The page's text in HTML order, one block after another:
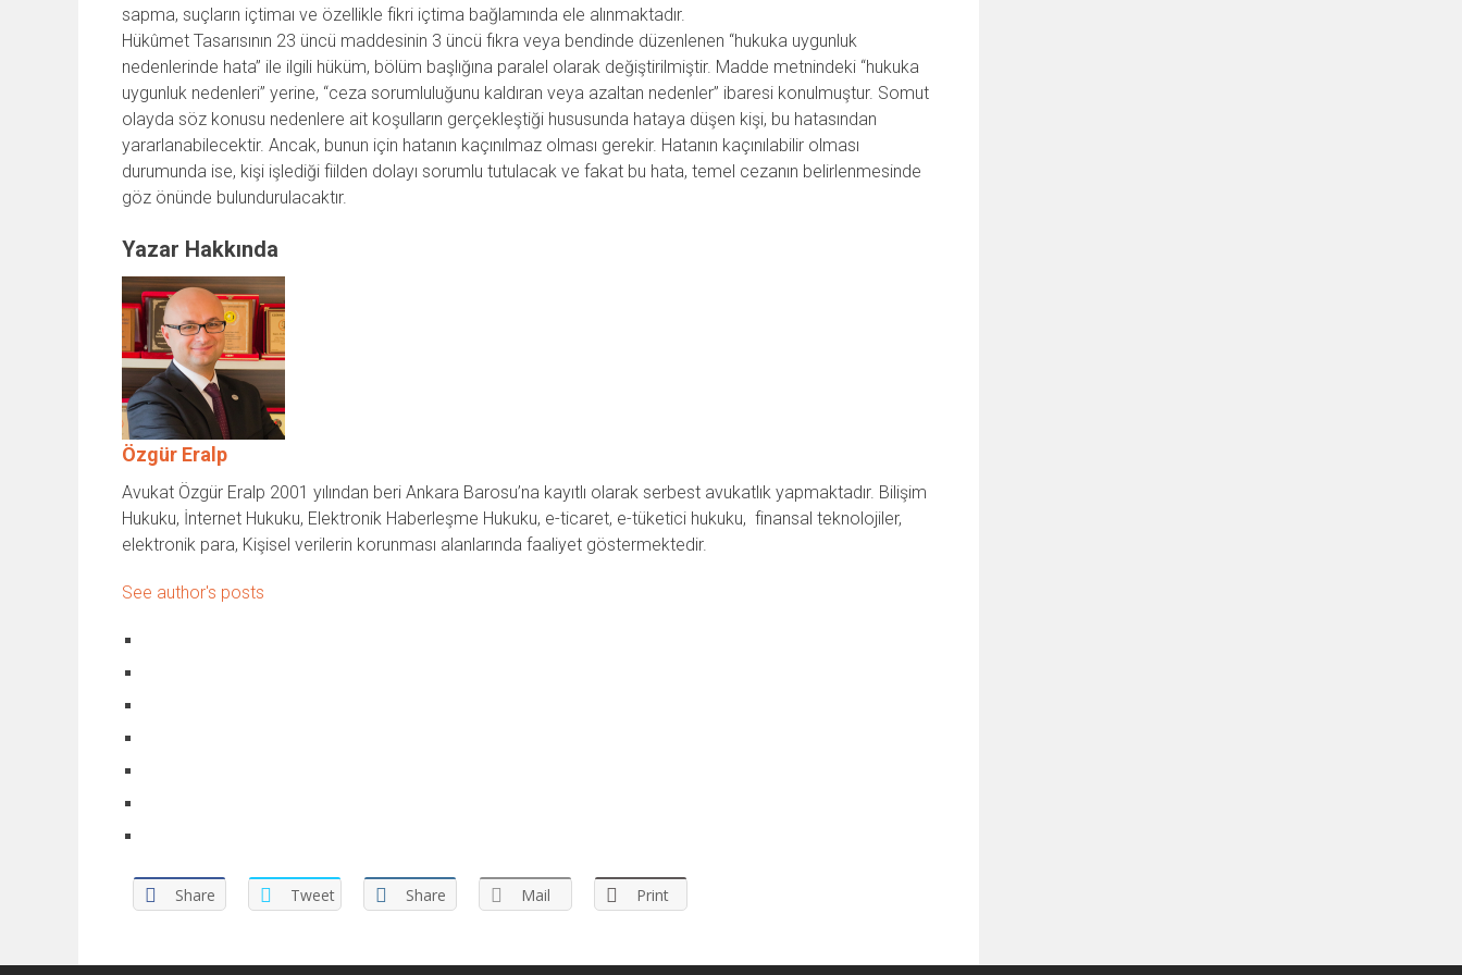
sapma, suçların içtimaı ve özellikle fikri içtima bağlamında ele alınmaktadır.
Hükûmet Tasarısının 23 üncü maddesinin 3 üncü fıkra veya bendinde düzenlenen “hukuka uygunluk
nedenlerinde hata” ile ilgili hüküm, bölüm başlığına paralel olarak değiştirilmiştir. Madde metnindeki “hukuka
uygunluk nedenleri” yerine, “ceza sorumluluğunu kaldıran veya azaltan nedenler” ibaresi konulmuştur. Somut
olayda söz konusu nedenlere ait koşulların gerçekleştiği hususunda hataya düşen kişi, bu hatasından
yararlanabilecektir. Ancak, bunun için hatanın kaçınılmaz olması gerekir. Hatanın kaçınılabilir olması
durumunda ise, kişi işlediği fiilden dolayı sorumlu tutulacak ve fakat bu hata, temel cezanın belirlenmesinde
göz önünde bulundurulacaktır.
Yazar Hakkında
Özgür Eralp
Avukat Özgür Eralp 2001 yılından beri Ankara Barosu’na kayıtlı olarak serbest avukatlık yapmaktadır. Bilişim
Hukuku, İnternet Hukuku, Elektronik Haberleşme Hukuku, e-ticaret, e-tüketici hukuku, finansal teknolojiler,
elektronik para, Kişisel verilerin korunması alanlarında faaliyet göstermektedir.
See author's posts
Share Tweet Share Mail Print